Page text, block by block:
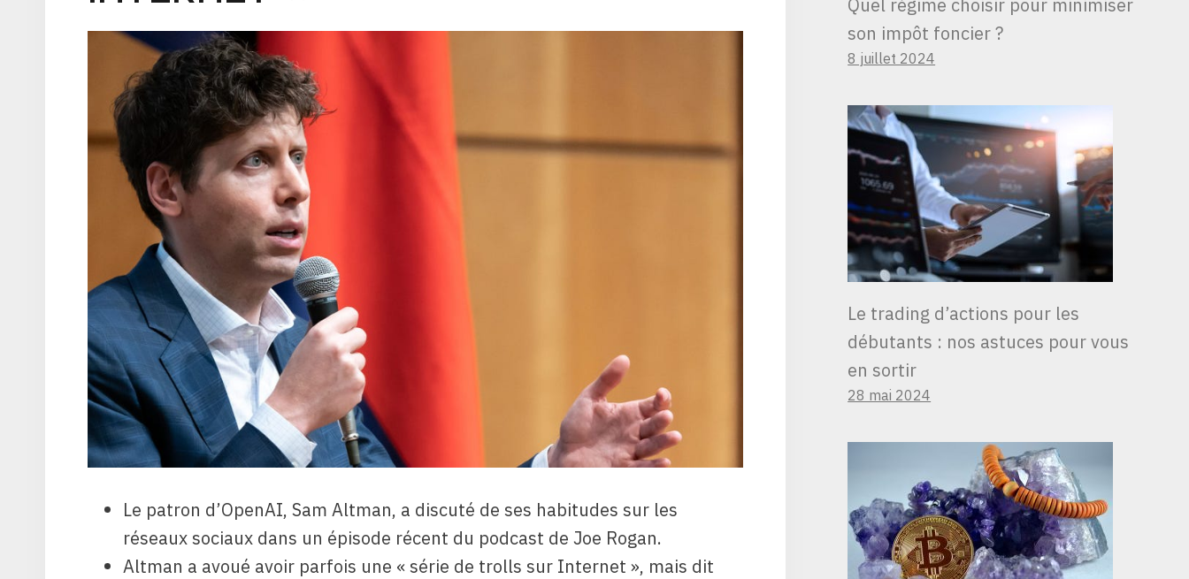
Le patron d’OpenAI, Sam Altman, a discuté de ses habitudes sur les
réseaux sociaux dans un épisode récent du podcast de Joe Rogan.
Altman a avoué avoir parfois une « série de trolls sur Internet », mais dit
son impôt foncier ?
8 juillet 2024
Le trading d’actions pour les
débutants : nos astuces pour vous
en sortir
28 mai 2024